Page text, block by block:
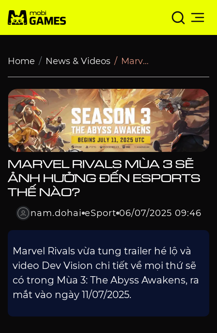
Home News & Videos Marvel Rivals Mùa 3 sẽ ảnh hưởng đến esports thế nào?
MARVEL RIVALS MÙA 3 SẼ
ẢNH HƯỞNG ĐẾN ESPORTS
THẾ NÀO?
nam.dohai eSport 06/07/2025 09:46
Marvel Rivals vừa tung trailer hé lộ và
video Dev Vision chi tiết về mọi thứ sẽ
có trong Mùa 3: The Abyss Awakens, ra
mắt vào ngày 11/07/2025.